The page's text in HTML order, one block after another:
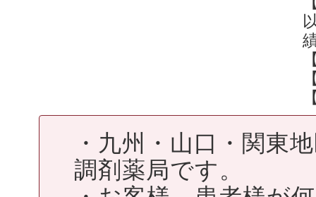
・九州・山口・関東
調剤薬局です。